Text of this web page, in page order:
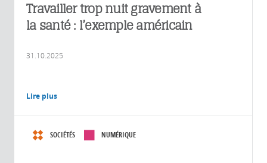
Travailler trop nuit gravement à
la santé : l’exemple américain
31.10.2025
Lire plus
SOCIÉTÉS NUMÉRIQUE